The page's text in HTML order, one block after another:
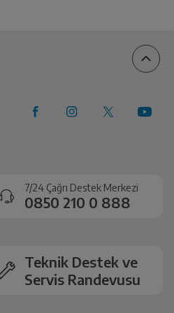
7/24 Çağrı Destek Merkezi
0850 210 0 888
Teknik Destek ve
Servis Randevusu